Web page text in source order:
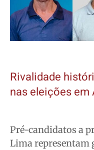
Rivalidade
nas eleições
Pré-candidatos a
Lima representam